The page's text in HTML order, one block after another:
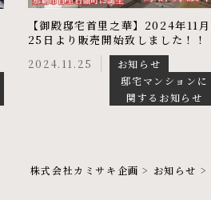
【御殿邸宅首里之華】2024年11月
25日より販売開始致しました！！
2024.11.25
お知らせ
邸宅マンションに
関するお知らせ
株式会社カミサキ企画 > お知らせ >